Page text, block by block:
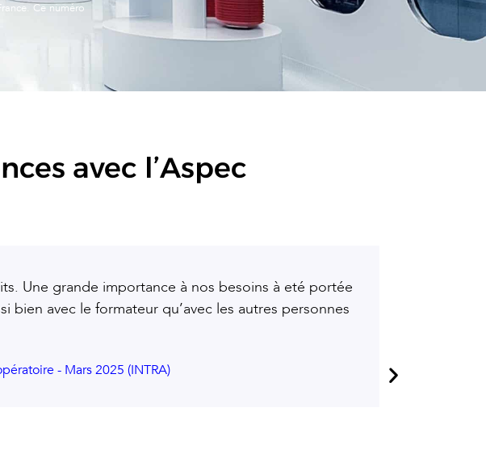
Ce numéro
avec l’Aspec
Une grande importance à nos besoins à eté portée
bien avec le formateur qu’avec les autres personnes
- Mars 2025 (INTRA)